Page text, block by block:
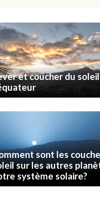
et coucher du soleil
sont les
sur les autres
système solaire?